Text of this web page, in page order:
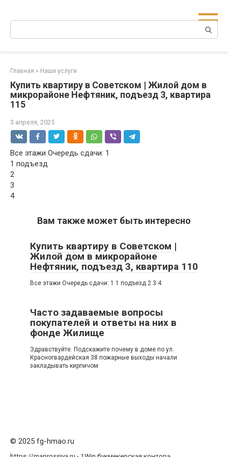
Поиск:
Главная » Наши услуги
Купить квартиру в Советском | Жилой дом в
микрорайоне Нефтяник, подъезд 3, квартира
115
3 апреля, 2025
Все этажи Очередь сдачи: 1
1 подъезд
2
3
4
Вам также может быть интересно
Купить квартиру в Советском |
Жилой дом в микрорайоне
Нефтяник, подъезд 3, квартира 110
Все этажи Очередь сдачи: 1 1 подъезд 2 3 4
Часто задаваемые вопросы
покупателей и ответы на них в
фонде Жилище
Здравствуйте. Подскажите почему в доме по ул.
Красногвардейская 38 пожарные выходы начали
закладывать кирпичом
© 2025 fg-hmao.ru